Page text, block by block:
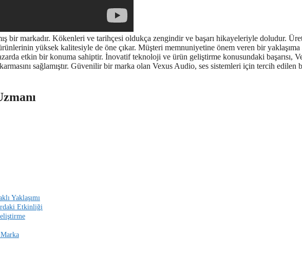
bir markadır. Kökenleri ve tarihçesi oldukça zengindir ve başarı hikayeleriyle doludur.
yüksek kalitesiyle de öne çıkar. Müşteri memnuniyetine önem veren bir yaklaşıma
etkin bir konuma sahiptir. İnovatif teknoloji ve ürün geliştirme konusundaki başarısı,
sağlamıştır. Güvenilir bir marka olan Vexus Audio, ses sistemleri için tercih edilen
Yaklaşımı
Etkinliği